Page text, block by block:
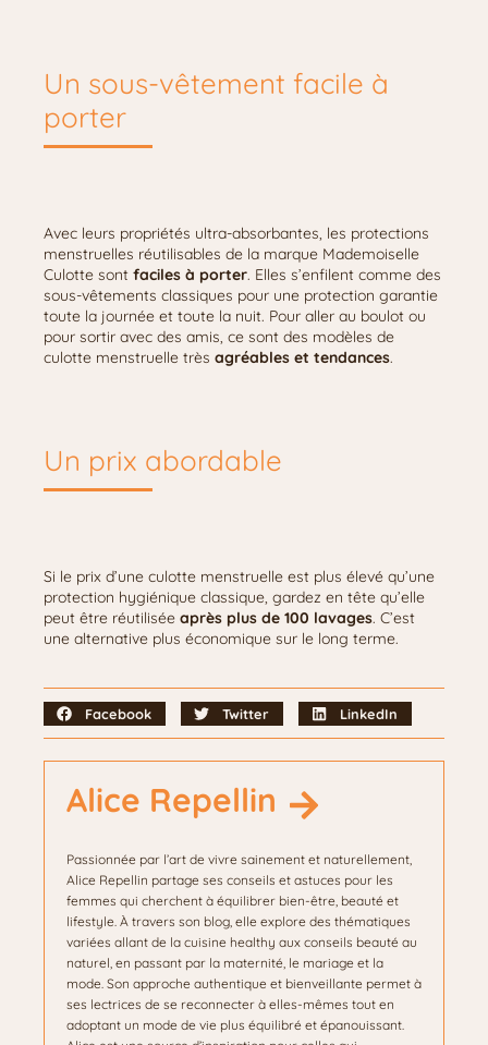
Un sous-vêtement facile à
porter
Avec leurs propriétés ultra-absorbantes, les protections
menstruelles réutilisables de la marque Mademoiselle
Culotte sont faciles à porter. Elles s’enfilent comme des
sous-vêtements classiques pour une protection garantie
toute la journée et toute la nuit. Pour aller au boulot ou
pour sortir avec des amis, ce sont des modèles de
culotte menstruelle très agréables et tendances.
Un prix abordable
Si le prix d’une culotte menstruelle est plus élevé qu’une
protection hygiénique classique, gardez en tête qu’elle
peut être réutilisée après plus de 100 lavages. C’est
une alternative plus économique sur le long terme.
Facebook Twitter LinkedIn
Alice Repellin
Passionnée par l’art de vivre sainement et naturellement,
Alice Repellin partage ses conseils et astuces pour les
femmes qui cherchent à équilibrer bien-être, beauté et
lifestyle. À travers son blog, elle explore des thématiques
variées allant de la cuisine healthy aux conseils beauté au
naturel, en passant par la maternité, le mariage et la
mode. Son approche authentique et bienveillante permet à
ses lectrices de se reconnecter à elles-mêmes tout en
adoptant un mode de vie plus équilibré et épanouissant.